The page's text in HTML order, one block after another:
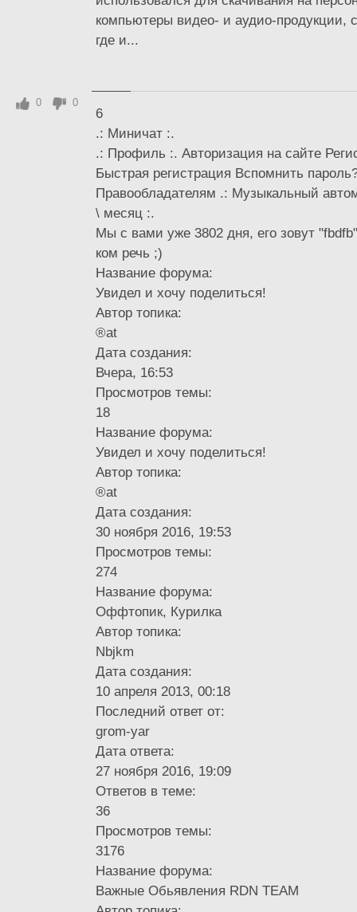
компьютеры видео- и аудио-продукции,
где и...
6
.: Миничат :.
.: Профиль :. Авторизация на сайте
Быстрая регистрация Вспомнить
Правообладателям .: Музыкальный
\ месяц :.
Мы с вами уже 3802 дня, его зовут
ком речь ;)
Название форума:
Увидел и хочу поделиться!
Автор топика:
®at
Дата создания:
Вчера, 16:53
Просмотров темы:
18
Название форума:
Увидел и хочу поделиться!
Автор топика:
®at
Дата создания:
30 ноября 2016, 19:53
Просмотров темы:
274
Название форума:
Оффтопик, Курилка
Автор топика:
Nbjkm
Дата создания:
10 апреля 2013, 00:18
Последний ответ от:
grom-yar
Дата ответа:
27 ноября 2016, 19:09
Ответов в теме:
36
Просмотров темы:
3176
Название форума:
Важные Обьявления RDN TEAM
0 0